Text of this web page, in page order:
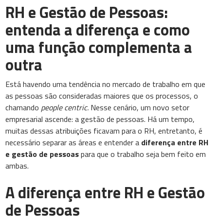
RH e Gestão de Pessoas:
entenda a diferença e como
uma função complementa a
outra
Está havendo uma tendência no mercado de trabalho em que
as pessoas são consideradas maiores que os processos, o
chamando people centric. Nesse cenário, um novo setor
empresarial ascende: a gestão de pessoas. Há um tempo,
muitas dessas atribuições ficavam para o RH, entretanto, é
necessário separar as áreas e entender a diferença entre RH
e gestão de pessoaspara que o trabalho seja bem feito em
ambas.
A diferença entre RH e Gestão
de Pessoas